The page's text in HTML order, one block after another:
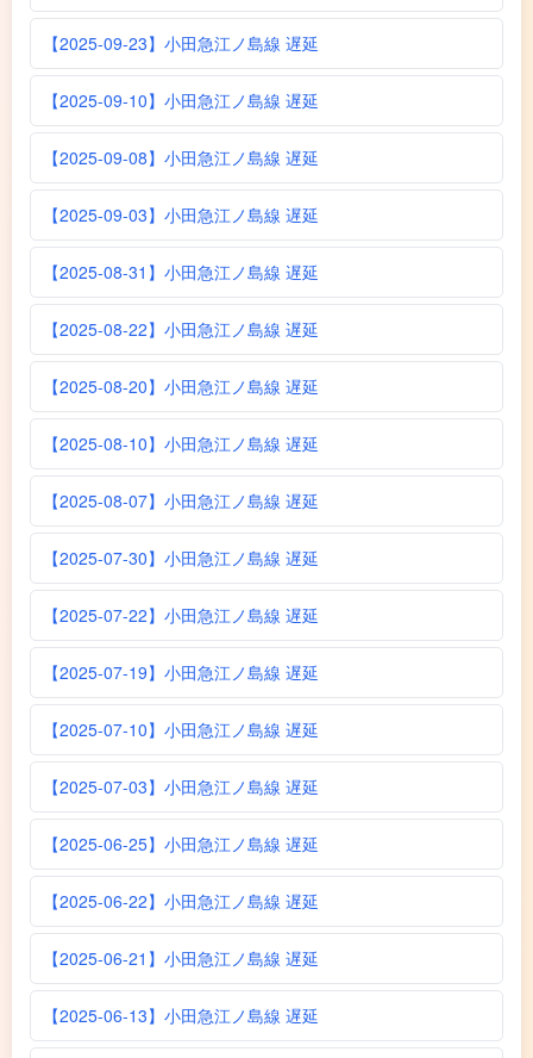
【2025-09-23】小田急江ノ島線 遅延
【2025-09-10】小田急江ノ島線 遅延
【2025-09-08】小田急江ノ島線 遅延
【2025-09-03】小田急江ノ島線 遅延
【2025-08-31】小田急江ノ島線 遅延
【2025-08-22】小田急江ノ島線 遅延
【2025-08-20】小田急江ノ島線 遅延
【2025-08-10】小田急江ノ島線 遅延
【2025-08-07】小田急江ノ島線 遅延
【2025-07-30】小田急江ノ島線 遅延
【2025-07-22】小田急江ノ島線 遅延
【2025-07-19】小田急江ノ島線 遅延
【2025-07-10】小田急江ノ島線 遅延
【2025-07-03】小田急江ノ島線 遅延
【2025-06-25】小田急江ノ島線 遅延
【2025-06-22】小田急江ノ島線 遅延
【2025-06-21】小田急江ノ島線 遅延
【2025-06-13】小田急江ノ島線 遅延